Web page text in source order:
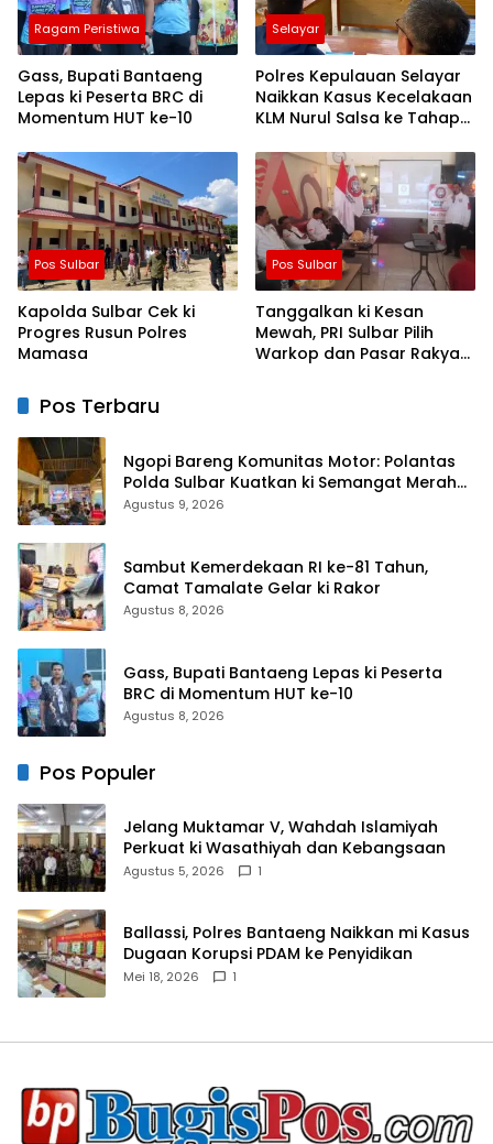
Ragam Peristiwa
Gass, Bupati Bantaeng
Lepas ki Peserta BRC di
Momentum HUT ke-10
Selayar
Polres Kepulauan Selayar
Naikkan Kasus Kecelakaan
KLM Nurul Salsa ke Tahap
Pos Sulbar
Kapolda Sulbar Cek ki
Progres Rusun Polres
Mamasa
Pos Sulbar
Tanggalkan ki Kesan
Mewah, PRI Sulbar Pilih
Warkop dan Pasar Rakyat
Pos Terbaru
Ngopi Bareng Komunitas Motor: Polantas
Polda Sulbar Kuatkan ki Semangat Merah
Putih dan Keselamatan
Agustus 9, 2026
Sambut Kemerdekaan RI ke-81 Tahun,
Camat Tamalate Gelar ki Rakor
Agustus 8, 2026
Gass, Bupati Bantaeng Lepas ki Peserta
BRC di Momentum HUT ke-10
Agustus 8, 2026
Pos Populer
Jelang Muktamar V, Wahdah Islamiyah
Perkuat ki Wasathiyah dan Kebangsaan
Agustus 5, 2026 1
Ballassi, Polres Bantaeng Naikkan mi Kasus
Dugaan Korupsi PDAM ke Penyidikan
Mei 18, 2026 1